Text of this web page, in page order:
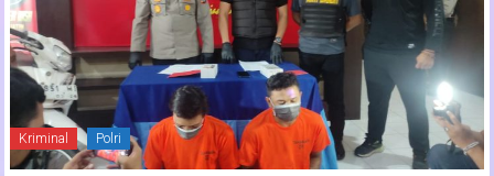
Kriminal Polri